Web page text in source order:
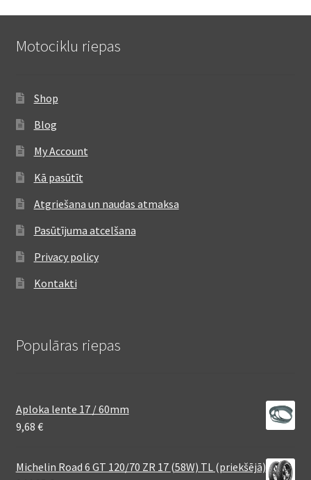
Motociklu riepas
Shop
Blog
My Account
Kā pasūtīt
Atgriešana un naudas atmaksa
Pasūtījuma atcelšana
Privacy policy
Kontakti
Populāras riepas
Aploka lente 17 / 60mm
9,68 €
Michelin Road 6 GT 120/70 ZR 17 (58W) TL (priekšējā)